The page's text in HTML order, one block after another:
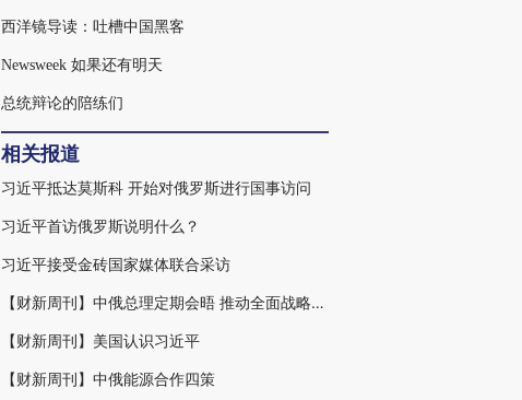
西洋镜导读：吐槽中国黑客
Newsweek 如果还有明天
总统辩论的陪练们
相关报道
习近平抵达莫斯科 开始对俄罗斯进行国事访问
习近平首访俄罗斯说明什么？
习近平接受金砖国家媒体联合采访
【财新周刊】中俄总理定期会晤 推动全面战略合作
【财新周刊】美国认识习近平
【财新周刊】中俄能源合作四策